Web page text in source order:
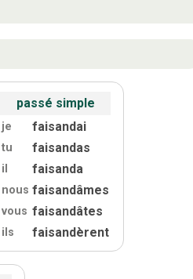
passé simple
je faisandai
tu faisandas
il faisanda
nous faisandâmes
vous faisandâtes
ils faisandèrent